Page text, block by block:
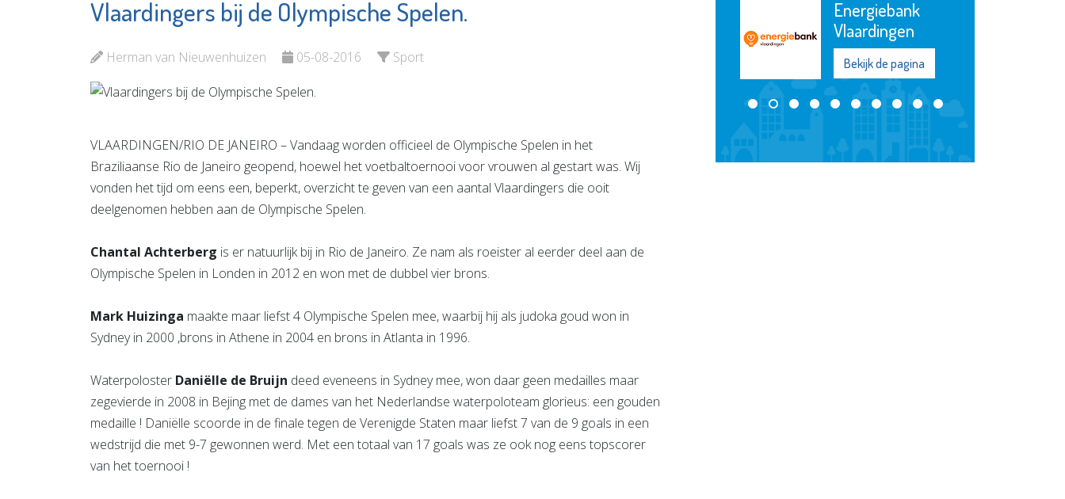
Vlaardingers bij de Olympische Spelen.
Herman van Nieuwenhuizen 05-08-2016 Sport
VLAARDINGEN/RIO DE JANEIRO – Vandaag worden officieel de Olympische Spelen in het
Braziliaanse Rio de Janeiro geopend, hoewel het voetbaltoernooi voor vrouwen al gestart was. Wij
vonden het tijd om eens een, beperkt, overzicht te geven van een aantal Vlaardingers die ooit
deelgenomen hebben aan de Olympische Spelen.
Chantal Achterberg is er natuurlijk bij in Rio de Janeiro. Ze nam als roeister al eerder deel aan de
Olympische Spelen in Londen in 2012 en won met de dubbel vier brons.
Mark Huizinga maakte maar liefst 4 Olympische Spelen mee, waarbij hij als judoka goud won in
Sydney in 2000 ,brons in Athene in 2004 en brons in Atlanta in 1996.
Waterpoloster Daniëlle de Bruijn deed eveneens in Sydney mee, won daar geen medailles maar
zegevierde in 2008 in Bejing met de dames van het Nederlandse waterpoloteam glorieus: een gouden
medaille ! Daniëlle scoorde in de finale tegen de Verenigde Staten maar liefst 7 van de 9 goals in een
wedstrijd die met 9-7 gewonnen werd. Met een totaal van 17 goals was ze ook nog eens topscorer
van het toernooi !
Bekijk de pagina
Podotherapie
Van Zanten
Bekijk de pagina
Energiebank
Vlaardingen
Bekijk de pagina